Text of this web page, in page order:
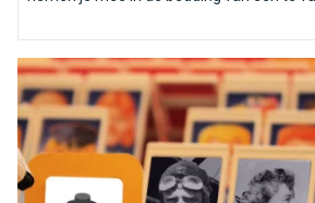
De onbekenden van de metro